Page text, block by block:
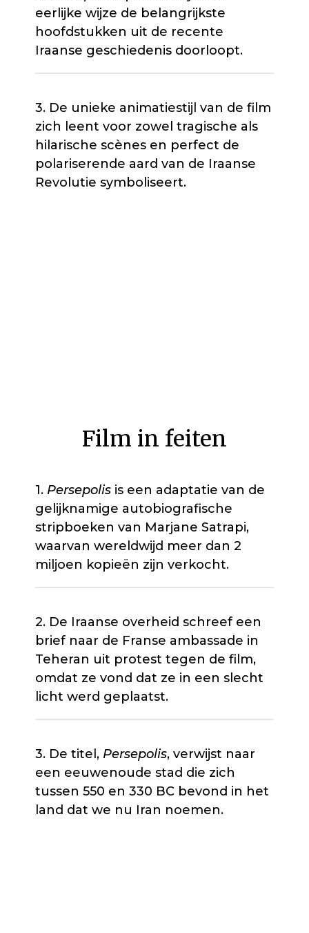
eerlijke wijze de belangrijkste
hoofdstukken uit de recente
Iraanse geschiedenis doorloopt.
3. De unieke animatiestijl van de film
zich leent voor zowel tragische als
hilarische scènes en perfect de
polariserende aard van de Iraanse
Revolutie symboliseert.
Film in feiten
1. Persepolis is een adaptatie van de
gelijknamige autobiografische
stripboeken van Marjane Satrapi,
waarvan wereldwijd meer dan 2
miljoen kopieën zijn verkocht.
2. De Iraanse overheid schreef een
brief naar de Franse ambassade in
Teheran uit protest tegen de film,
omdat ze vond dat ze in een slecht
licht werd geplaatst.
3. De titel, Persepolis, verwijst naar
een eeuwenoude stad die zich
tussen 550 en 330 BC bevond in het
land dat we nu Iran noemen.